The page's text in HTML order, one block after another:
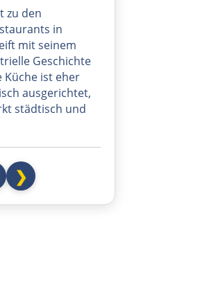
zu den
in
mit seinem
Geschichte
Küche ist eher
ausgerichtet,
städtisch und
❯